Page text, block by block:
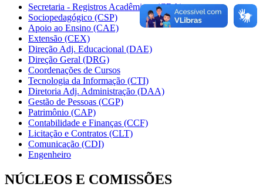
Secretaria - Registros Acadêmicos (CRA)
Sociopedagógico (CSP)
Apoio ao Ensino (CAE)
Extensão (CEX)
Direção Adj. Educacional (DAE)
Direção Geral (DRG)
Coordenações de Cursos
Tecnologia da Informação (CTI)
Diretoria Adj. Administração (DAA)
Gestão de Pessoas (CGP)
Patrimônio (CAP)
Contabilidade e Finanças (CCF)
Licitação e Contratos (CLT)
Comunicação (CDI)
Engenheiro
NÚCLEOS E COMISSÕES